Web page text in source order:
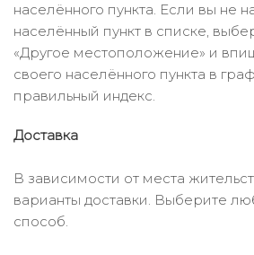
населённого пункта. Если вы не
населённый пункт в списке,
«Другое местоположение» и
своего населённого пункта в
правильный индекс.
Доставка
В зависимости от места
варианты доставки. Выберите
способ.